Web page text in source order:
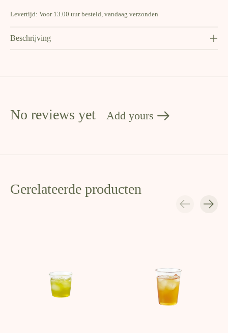
Levertijd: Voor 13.00 uur besteld, vandaag verzonden
Beschrijving
No reviews yet Add yours
Gerelateerde producten